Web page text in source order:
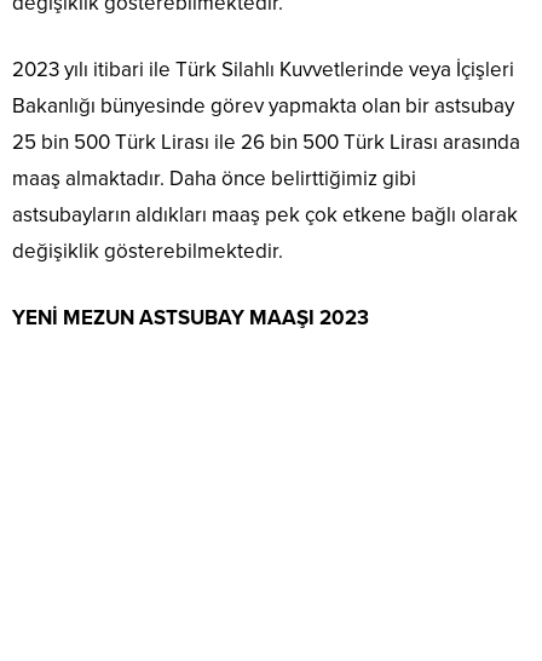
2023 yılı itibari ile Türk Silahlı Kuvvetlerinde veya İçişleri
Bakanlığı bünyesinde görev yapmakta olan bir astsubay
25 bin 500 Türk Lirası ile 26 bin 500 Türk Lirası arasında
maaş almaktadır. Daha önce belirttiğimiz gibi
astsubayların aldıkları maaş pek çok etkene bağlı olarak
değişiklik gösterebilmektedir.
YENİ MEZUN ASTSUBAY MAAŞI 2023